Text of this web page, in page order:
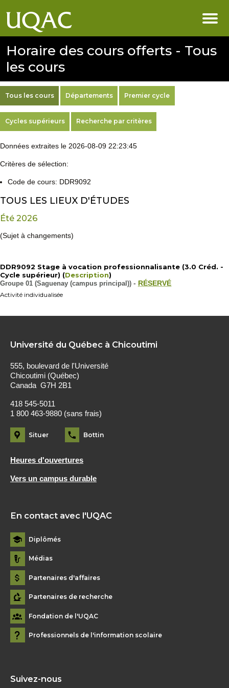
Horaire des cours offerts - Tous
les cours
Tous les cours Départements Premier cycle
Cycles supérieurs Recherche par critères
Données extraites le 2026-08-09 22:23:45
Critères de sélection:
Code de cours: DDR9092
TOUS LES LIEUX D'ÉTUDES
Été 2026
(Sujet à changements)
DDR9092 Stage à vocation professionnalisante (3.0 Créd. -
Cycle supérieur) (Description)
Groupe 01 (Saguenay (campus principal)) - RÉSERVÉ
Activité individualisée
Université du Québec à Chicoutimi
555, boulevard de l'Université
Chicoutimi (Québec)
Canada G7H 2B1
418 545-5011
1 800 463-9880 (sans frais)
Situer Bottin
Heures d'ouvertures
Vers un campus durable
En contact avec l'UQAC
Diplômés
Médias
Partenaires d'affaires
Partenaires de recherche
Fondation de l'UQAC
Professionnels de l'information scolaire
Suivez-nous